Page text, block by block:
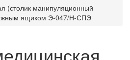
(столик манипуляционный
ящиком Э-047/Н-СПЭ